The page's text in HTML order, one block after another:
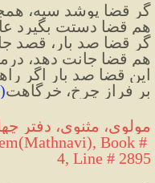
گر قضا پوشد سیه،
هم قضا دستت بگیرد
گر قضا صد بار، قصد
هم قضا جانت دهد،
این قضا صد بار اگر
بر فراز چرخ، خرگاهت(
مولوی، مثنوی، دفتر
Book #
4, Line # 2895